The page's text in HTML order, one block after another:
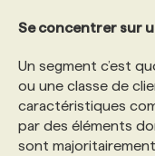
PRIX ET
GEO/SEO
FAQ
FORMATIONS
NOS
NOS TARIFS
NOS
Se concentrer sur
Un segment c’est
ou une classe de
caractéristiques
par des éléments
sont